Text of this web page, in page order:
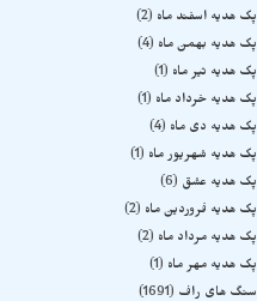
پک هدیه اسفند ماه
2
پک هدیه بهمن ماه
4
پک هدیه تیر ماه
1
پک هدیه خرداد ماه
1
پک هدیه دی ماه
4
پک هدیه شهریور ماه
1
پک هدیه عشق
6
پک هدیه فروردین ماه
2
پک هدیه مرداد ماه
2
پک هدیه مهر ماه
1
سنگ های راف
1691